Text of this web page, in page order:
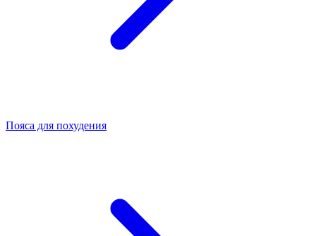
Пояса для похудения